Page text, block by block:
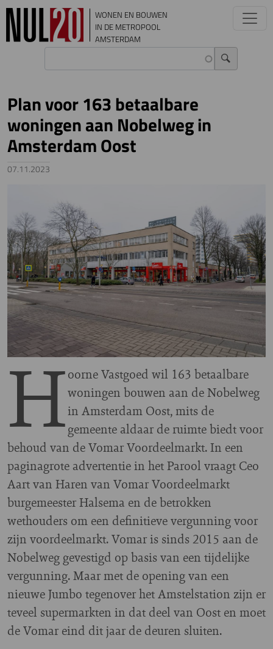
Overslaan en naar de inhoud gaan
WONEN EN BOUWEN
IN DE METROPOOL
AMSTERDAM
Plan voor 163 betaalbare
woningen aan Nobelweg in
Amsterdam Oost
07.11.2023
Hoorne Vastgoed wil 163 betaalbare
woningen bouwen aan de Nobelweg
in Amsterdam Oost, mits de
gemeente aldaar de ruimte biedt voor
behoud van de Vomar Voordeelmarkt. In een
paginagrote advertentie in het Parool vraagt Ceo
Aart van Haren van Vomar Voordeelmarkt
burgemeester Halsema en de betrokken
wethouders om een definitieve vergunning voor
zijn voordeelmarkt. Vomar is sinds 2015 aan de
Nobelweg gevestigd op basis van een tijdelijke
vergunning. Maar met de opening van een
nieuwe Jumbo tegenover het Amstelstation zijn er
teveel supermarkten in dat deel van Oost en moet
de Vomar eind dit jaar de deuren sluiten.